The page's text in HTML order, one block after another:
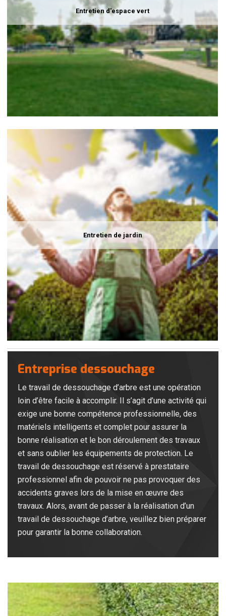
Entretien d'espace vert
Entretien de jardin
Entreprise dessouchage
Le travail de dessouchage d’arbre est une opération
loin d’être facile à accomplir. Il s’agit d’une activité qui
exige une bonne compétence professionnelle, des
matériels intelligents et complet pour assurer la
bonne réalisation et le bon déroulement des travaux
et sans oublier les équipements de protection. Le
travail de dessouchage est réservé à prestataire
professionnel afin de pouvoir ne pas provoquer des
accidents graves lors de la mise en œuvre des
travaux. Alors, avant de passer à la réalisation d’un
travail de dessouchage d’arbre, veuillez bien préparer
pour garantir la bonne collaboration.